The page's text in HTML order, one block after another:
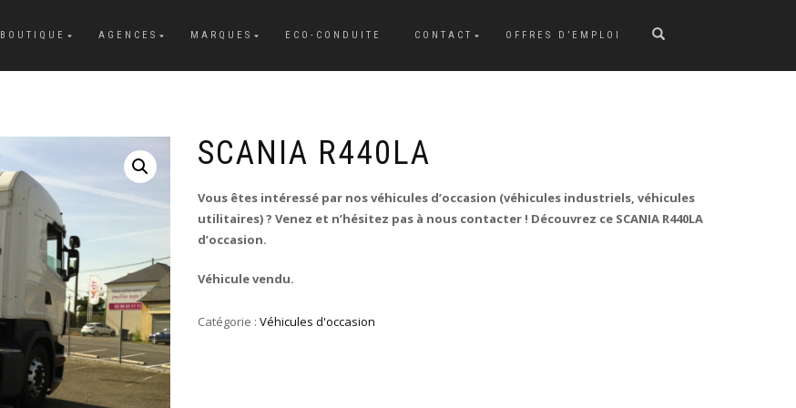
BOUTIQUE AGENCES MARQUES ECO-CONDUITE CONTACT OFFRES D’EMPLOI
SCANIA R440LA
Vous êtes intéressé par nos véhicules d’occasion (véhicules industriels, véhicules
utilitaires) ? Venez et n’hésitez pas à nous contacter ! Découvrez ce SCANIA R440LA
d’occasion.
Véhicule vendu.
Catégorie : Véhicules d'occasion